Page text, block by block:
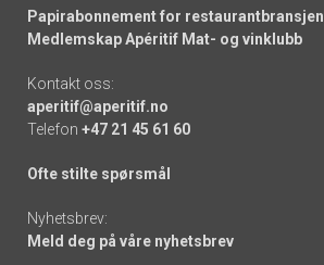
Papirabonnement for restaurantbransjen
Medlemskap Apéritif Mat- og vinklubb
Kontakt oss:
aperitif@aperitif.no
Telefon +47 21 45 61 60
Ofte stilte spørsmål
Nyhetsbrev:
Meld deg på våre nyhetsbrev